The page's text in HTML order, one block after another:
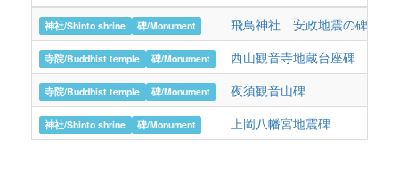
神社/Shinto shrine 碑/Monument 飛鳥神社 安政地震の碑
寺院/Buddhist temple 碑/Monument 西山観音寺地蔵台座碑
寺院/Buddhist temple 碑/Monument 夜須観音山碑
神社/Shinto shrine 碑/Monument 上岡八幡宮地震碑